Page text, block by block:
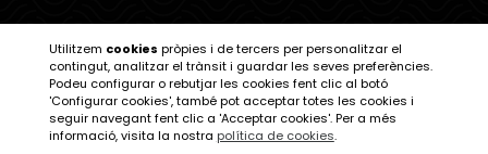
Institut d'Estudis Ilerdencs
Utilitzem cookies pròpies i de tercers per personalitzar el
contingut, analitzar el trànsit i guardar les seves preferències.
Podeu configurar o rebutjar les cookies fent clic al botó
'Configurar cookies', també pot acceptar totes les cookies i
seguir navegant fent clic a 'Acceptar cookies'. Per a més
informació, visita la nostra política de cookies.